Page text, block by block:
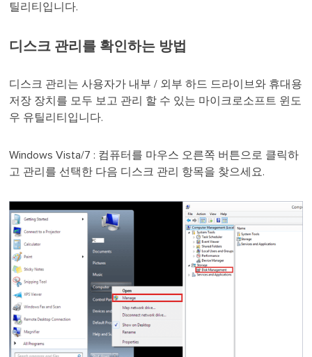
틸리티입니다.
디스크 관리를 확인하는 방법
디스크 관리는 사용자가 내부 / 외부 하드 드라이브와 휴대용
저장 장치를 모두 보고 관리 할 수 있는 마이크로소프트 윈도
우 유틸리티입니다.
Windows Vista/7 : 컴퓨터를 마우스 오른쪽 버튼으로 클릭하
고 관리를 선택한 다음 디스크 관리 항목을 찾으세요.